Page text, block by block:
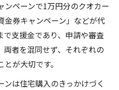
ンペーンで1万円分のクオカー
金券キャンペーン」などが代
で支援金であり、申請や審査
両者を混同せず、それぞれの
が大切です。
は住宅購入のきっかけづく